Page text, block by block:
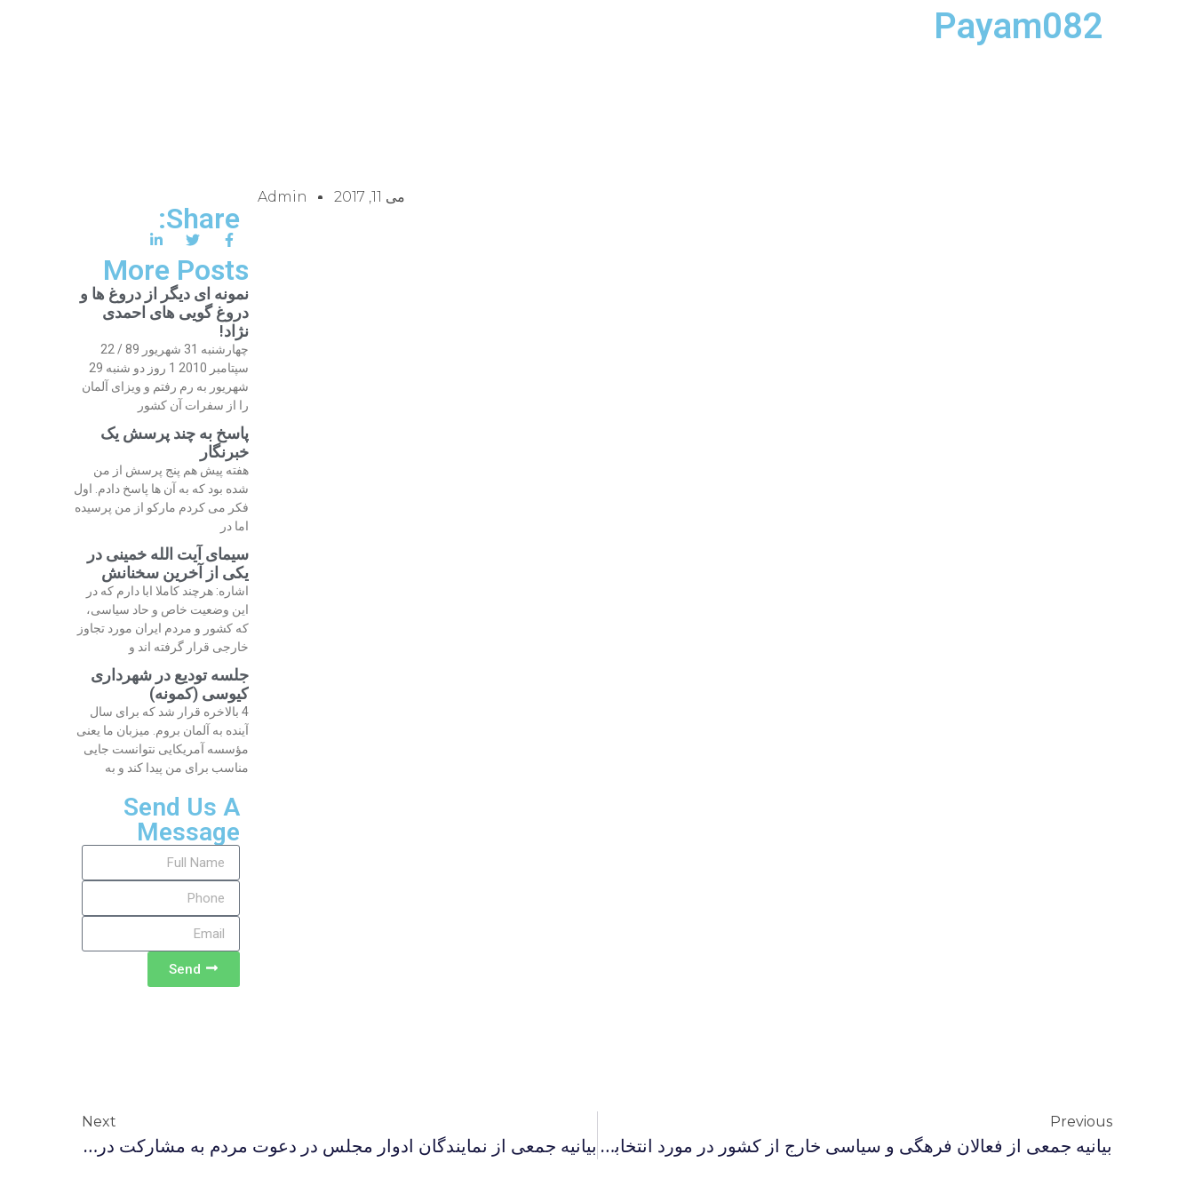
Payam082
می 11, 2017 Admin
Share:
More Posts
نمونه ای دیگر از دروغ ها و
دروغ گویی های احمدی
نژاد!
چهارشنبه 31 شهریور 89 / 22
سپتامبر 2010 1 روز دو شنبه 29
شهریور به رم رفتم و ویزای آلمان
را از سفرات آن کشور
پاسخ به چند پرسش یک
خبرنگار
هفته پیش هم پنج پرسش از من
شده بود که به آن ها پاسخ دادم. اول
فکر می کردم مارکو از من پرسیده
اما در
سیمای آیت الله خمینی در
یکی از آخرین سخنانش
اشاره: هرچند کاملا ابا دارم که در
این وضعیت خاص و حاد سیاسی،
که کشور و مردم ایران مورد تجاوز
خارجی قرار گرفته اند و
جلسه تودیع در شهرداری
کیوسی (کمونه)
4 بالاخره قرار شد که برای سال
آینده به آلمان بروم. میزبان ما یعنی
مؤسسه آمریکایی نتوانست جایی
مناسب برای من پیدا کند و به
Send Us A
Message
Send
Previous
بیانیه جمعی از فعالان فرهگی و سیاسی خارج از کشور در مورد انتخابات ریاست جمهوری دوازدهم
Next
بیانیه جمعی از نمایندگان ادوار مجلس در دعوت مردم به مشارکت در انتخابات و رأی به حسن روحانی